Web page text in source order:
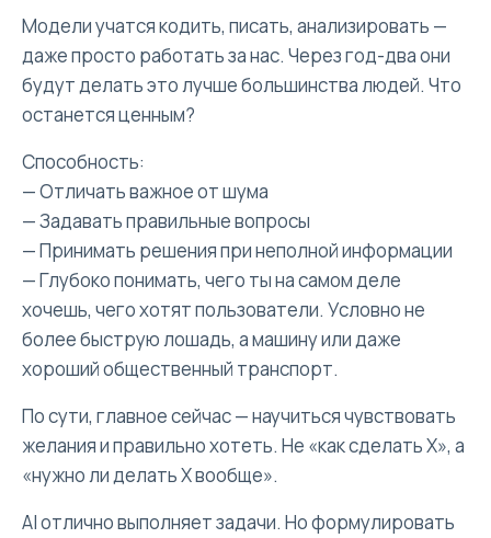
Модели учатся кодить, писать, анализировать —
даже просто работать за нас. Через год-два они
будут делать это лучше большинства людей. Что
останется ценным?
Способность:
— Отличать важное от шума
— Задавать правильные вопросы
— Принимать решения при неполной информации
— Глубоко понимать, чего ты на самом деле
хочешь, чего хотят пользователи. Условно не
более быструю лошадь, а машину или даже
хороший общественный транспорт.
По сути, главное сейчас — научиться чувствовать
желания и правильно хотеть. Не «как сделать X», а
«нужно ли делать X вообще».
AI отлично выполняет задачи. Но формулировать